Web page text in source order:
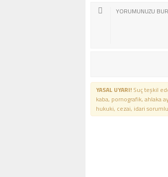
YASAL UYARI! Suç teşkil
kaba, pornografik, ahlaka
hukuki, cezai, idari